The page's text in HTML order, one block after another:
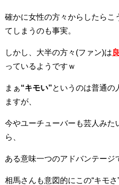
確かに女性の方々からしたらこ
てしまうのも事実。
しかし、大半の方々(ファン)は
っているようですｗ
まぁ“キモい” というのは普通の
ますが、
今やユーチューバーも芸人みた
ら、
ある意味一つのアドバンテージ
相馬さんも意図的にこの“キモ